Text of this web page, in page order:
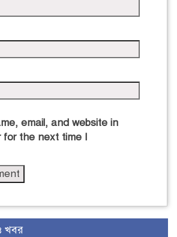
email, and website in
for the next time I
খবর